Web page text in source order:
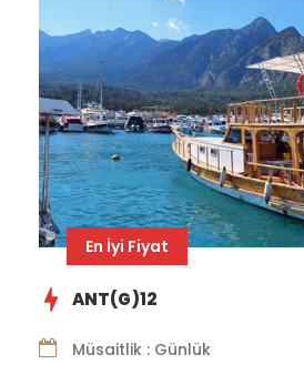
En İyi Fiyat
ANT(G)12
Müsaitlik : Günlük